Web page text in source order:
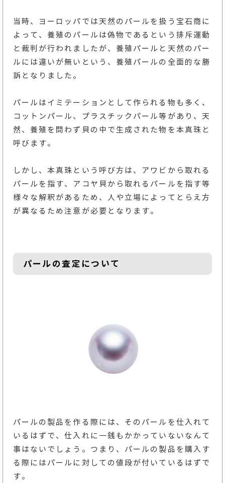
当時、ヨーロッパでは天然のパールを扱う宝石商に
よって、養殖のパールは偽物であるという排斥運動
と裁判が行われましたが、養殖パールと天然のパー
ルには違いが無いという、養殖パールの全面的な勝
訴となりました。
パールはイミテーションとして作られる物も多く、
コットンパール、プラスチックパール等があり、天
然、養殖を問わず貝の中で生成された物を本真珠と
呼びます。
しかし、本真珠という呼び方は、アワビから取れる
パールを指す、アコヤ貝から取れるパールを指す等
様々な解釈があるため、人や立場によってとらえ方
が異なるため注意が必要となります。
パールの査定について
パールの製品を作る際には、そのパールを仕入れて
いるはずで、仕入れに一銭もかかっていないなんて
事はないでしょう。つまり、パールの製品を購入す
る際にはパールに対しての値段が付いているはずで
す。